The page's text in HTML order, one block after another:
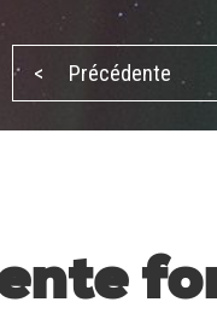
< Précédente